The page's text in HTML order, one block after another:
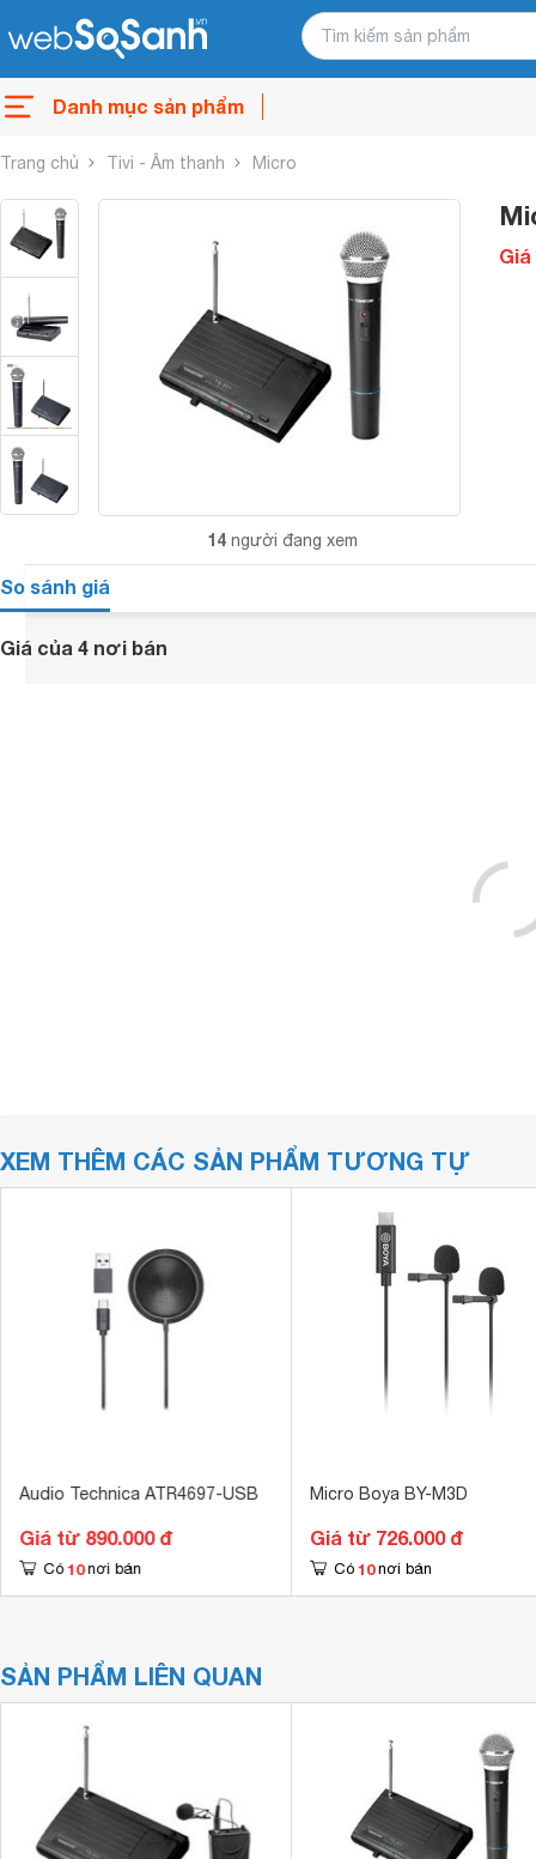
Danh mục sản phẩm
Trang chủ Tivi - Âm thanh Micro
14 người đang xem
So sánh giá
Giá của 4 nơi bán
XEM THÊM CÁC SẢN PHẨM TƯƠNG TỰ
Audio Technica ATR4697-USB
Giá từ 890.000 đ
Có 10 nơi bán
Micro Boya BY-M3D
Giá từ 726.000 đ
Có 10 nơi bán
SẢN PHẨM LIÊN QUAN